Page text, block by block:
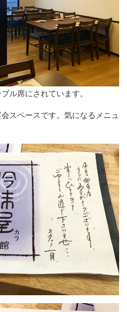
ル席にされています。
スペースです。気になるメニュ